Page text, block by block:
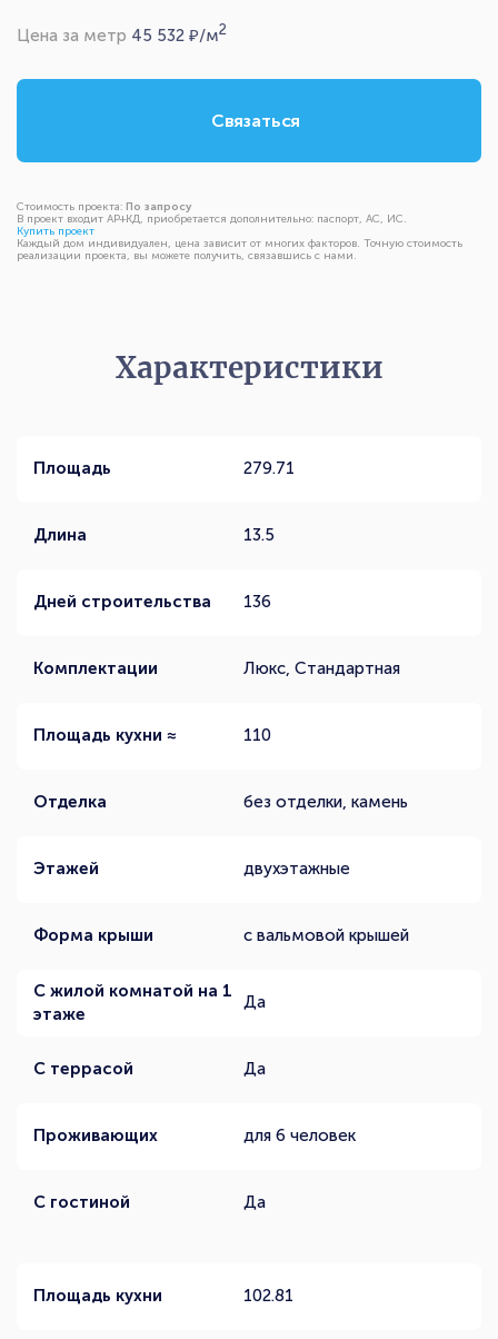
Цена за метр 45 532 ₽/м2
Связаться
Стоимость проекта: По запросу
В проект входит АР+КД, приобретается дополнительно: паспорт, АС, ИС.
Купить проект
Каждый дом индивидуален, цена зависит от многих факторов. Точную стоимость
реализации проекта, вы можете получить, связавшись с нами.
Характеристики
Площадь 279.71
Длина 13.5
Дней строительства 136
Комплектации Люкс, Стандартная
Площадь кухни ≈ 110
Отделка без отделки, камень
Этажей двухэтажные
Форма крыши с вальмовой крышей
С жилой комнатой на 1
этаже
Да
С террасой Да
Проживающих для 6 человек
С гостиной Да
Площадь кухни 102.81